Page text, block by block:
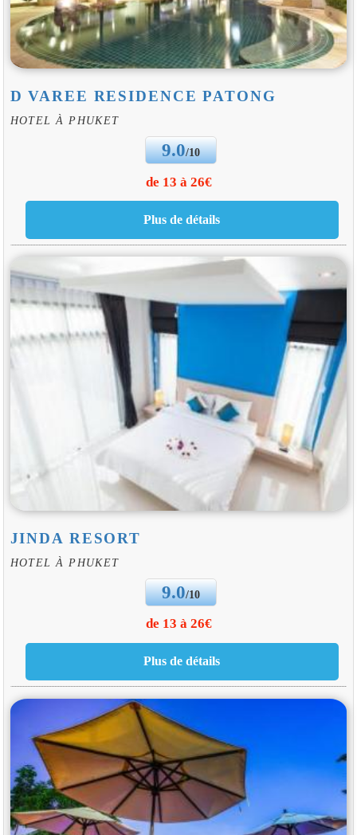
D VAREE RESIDENCE PATONG
HOTEL À PHUKET
9.0/10
de 13 à 26€
JINDA RESORT
HOTEL À PHUKET
9.0/10
de 13 à 26€